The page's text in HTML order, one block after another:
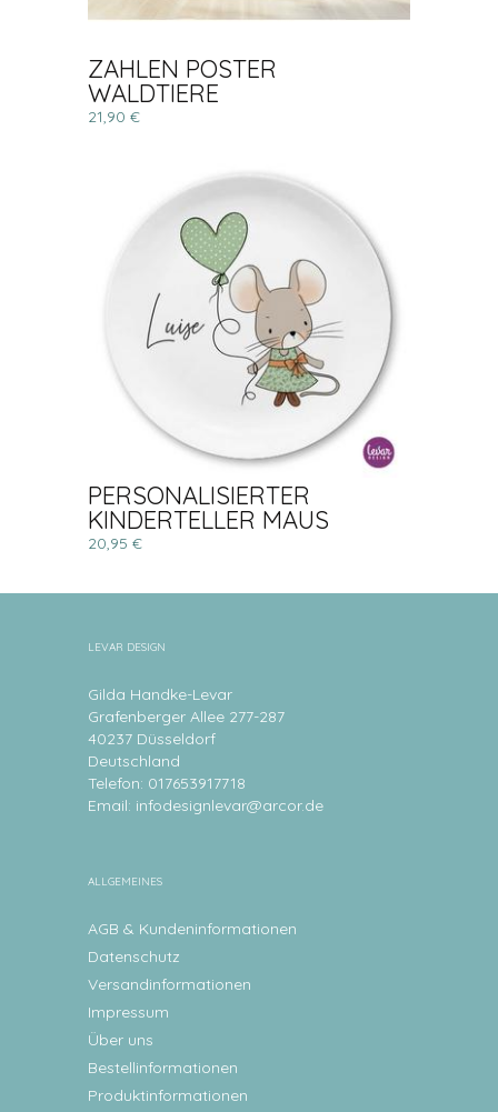
ZAHLEN POSTER
WALDTIERE
21,90 €
PERSONALISIERTER
KINDERTELLER MAUS
20,95 €
LEVAR DESIGN
Gilda Handke-Levar
Grafenberger Allee 277-287
40237 Düsseldorf
Deutschland
Telefon: 017653917718
Email: infodesignlevar@arcor.de
ALLGEMEINES
AGB & Kundeninformationen
Datenschutz
Versandinformationen
Impressum
Über uns
Bestellinformationen
Produktinformationen